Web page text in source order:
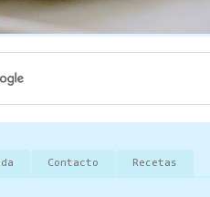
Contacto Recetas